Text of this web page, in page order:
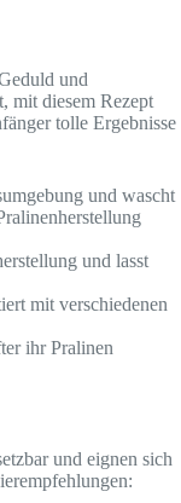
und
mit diesem Rezept
tolle Ergebnisse
und wascht
und lasst
mit verschiedenen
ihr Pralinen
und eignen sich